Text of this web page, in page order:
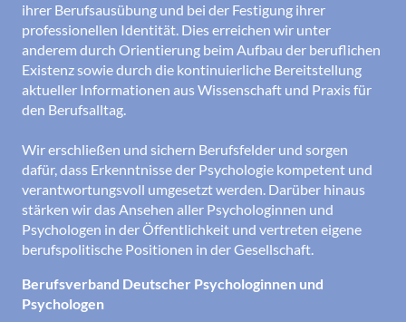
ihrer Berufsausübung und bei der Festigung ihrer
professionellen Identität. Dies erreichen wir unter
anderem durch Orientierung beim Aufbau der beruflichen
Existenz sowie durch die kontinuierliche Bereitstellung
aktueller Informationen aus Wissenschaft und Praxis für
den Berufsalltag.
Wir erschließen und sichern Berufsfelder und sorgen
dafür, dass Erkenntnisse der Psychologie kompetent und
verantwortungsvoll umgesetzt werden. Darüber hinaus
stärken wir das Ansehen aller Psychologinnen und
Psychologen in der Öffentlichkeit und vertreten eigene
berufspolitische Positionen in der Gesellschaft.
Berufsverband Deutscher Psychologinnen und
Psychologen